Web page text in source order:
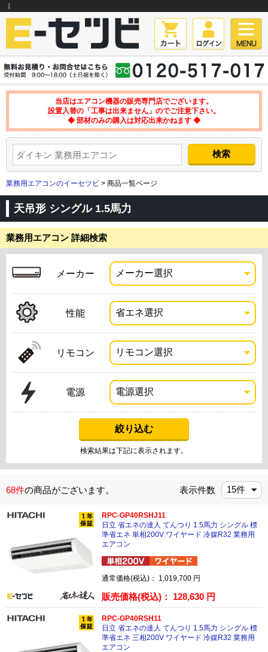
当店はエアコン機器の販売専門店でございます。
設置入替の「工事は出来ません」のでご注意下さい。
◆ 部材のみの購入は対応出来かねます ◆
業務用エアコンのイーセツビ > 商品一覧ページ
天吊形 シングル 1.5馬力
業務用エアコン 詳細検索
メーカー
性能
リモコン
電源
検索結果は下記に表示されます。
68件の商品がございます。 表示件数
RPC-GP40RSHJ11
日立 省エネの達人 てんつり 1.5馬力 シングル 標
準省エネ 単相200V ワイヤード 冷媒R32 業務用
エアコン
通常価格(税込)： 1,019,700 円
販売価格(税込)： 128,630 円
RPC-GP40RSH11
日立 省エネの達人 てんつり 1.5馬力 シングル 標
準省エネ 三相200V ワイヤード 冷媒R32 業務用
エアコン